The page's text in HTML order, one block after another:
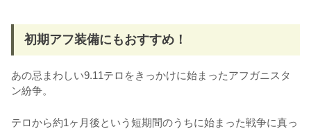
初期アフ装備にもおすすめ！
あの忌まわしい9.11テロをきっかけに始まったアフガニスタ
ン紛争。
テロから約1ヶ月後という短期間のうちに始まった戦争に真っ